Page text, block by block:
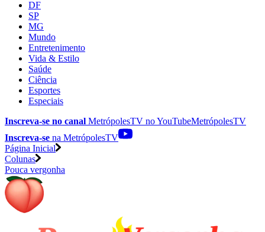
DF
SP
MG
Mundo
Entretenimento
Vida & Estilo
Saúde
Ciência
Esportes
Especiais
Inscreva-se no canal MetrópolesTV noYouTubeMetrópolesTV
Inscreva-se na MetrópolesTV
Página Inicial
Colunas
Pouca vergonha